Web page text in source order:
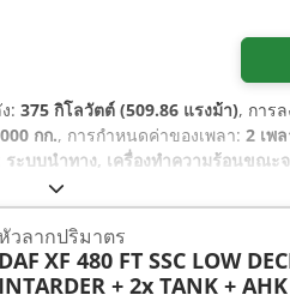
: 375 กิโลวัตต์ (509.86 แรงม้า), การ
กก., การกำหนดค่าของเพลา: 2 เพ
ระบบนำทาง, เครื่องทำความร้อนขณะ
หัวลากปริมาตร
DAF XF 480 FT SSC LOW
INTARDER + 2x TANK + AHK